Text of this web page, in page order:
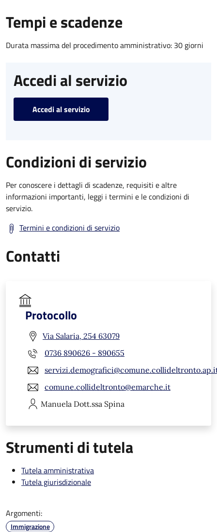
Tempi e scadenze
Durata massima del procedimento amministrativo: 30 giorni
Accedi al servizio
Accedi al servizio
Condizioni di servizio
Per conoscere i dettagli di scadenze, requisiti e altre
informazioni importanti, leggi i termini e le condizioni di
servizio.
Termini e condizioni di servizio
Contatti
Protocollo
Via Salaria, 254 63079
0736 890626 - 890655
comune.collideltronto@emarche.it
Manuela Dott.ssa Spina
Strumenti di tutela
Tutela amministrativa
Tutela giurisdizionale
Argomenti:
Immigrazione